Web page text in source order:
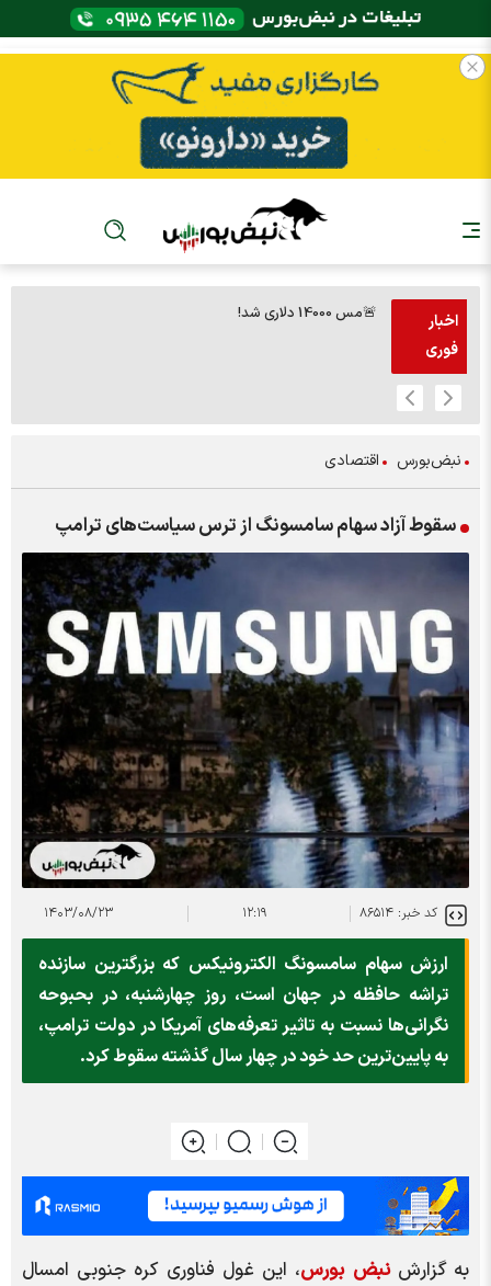
اخبار
فوری
🚨مس 14000 دلاری شد!
نبض‌بورس اقتصادی
سقوط آزاد سهام سامسونگ از ترس سیاست‌های ترامپ
کد خبر: ۸۶۵۱۴ ۱۲:۱۹ ۱۴۰۳/۰۸/۲۳
ارزش سهام سامسونگ الکترونیکس که بزرگترین سازنده
تراشه حافظه در جهان است، روز چهارشنبه، در بحبوحه
نگرانی‌ها نسبت به تاثیر تعرفه‌های آمریکا در دولت ترامپ،
به پایین‌ترین حد خود در چهار سال گذشته سقوط کرد.
به گزارشنبض بورس، این غول فناوری کره جنوبی امسال